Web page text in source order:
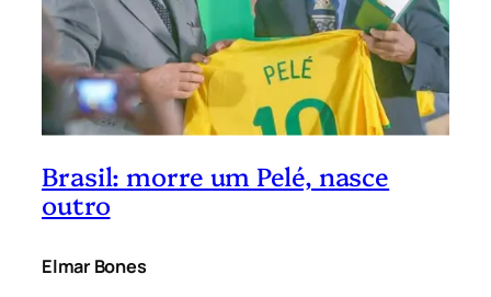
Brasil: morre um Pelé, nasce
outro
Elmar Bones